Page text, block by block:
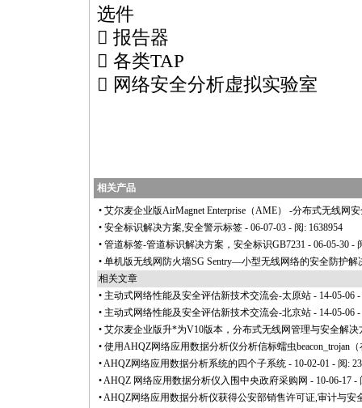
选件
 报告器
 各类TAP
 网络安全分析虚拟实验室
相关产品
• 艾尔麦企业版AirMagnet Enterprise（AME） -分布式无线网
• 安全标识解决方案,安全警示标签 - 06-07-03 - 阅: 1638954
• 管道标签-管道标识解决方案，安全标识GB7231 - 06-05-30 -
• 单机版无线网防火墙SG Sentry—小型无线网络的安全防护解
相关文章
• 主动式网络性能及安全评估新技术交流会-太原站 - 14-05-06
• 主动式网络性能及安全评估新技术交流会-北京站 - 14-05-06
• 艾尔麦企业版升*为V10版本，分布式无线网管理与安全解决
• 使用AHQZ网络应用数据分析仪分析信标蠕虫beacon_trojan
•AHQZ网络应用数据分析系统的四个子系统 - 10-02-01 - 阅:
•AHQZ 网络应用数据分析仪入围中央政府采购网 - 10-06-17 -
•AHQZ网络应用数据分析仪获得公安部销售许可证,审计与安